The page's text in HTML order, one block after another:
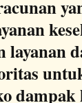
layanan